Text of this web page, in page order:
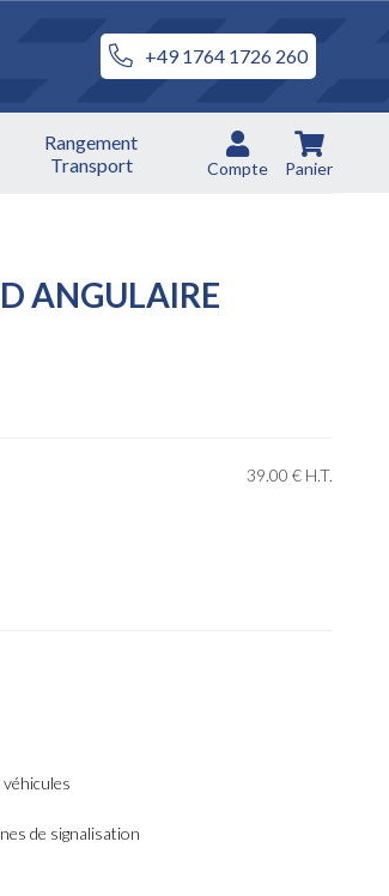
+49 1764 1726 260
Rangement
Transport
Compte Panier
ANGULAIRE
39.00 € H.T.
de signalisation